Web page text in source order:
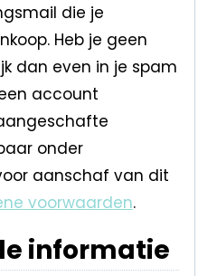
die je
Heb je geen
dan even in je spam
account
onder
aanschaf van dit
voorwaarden.
informatie